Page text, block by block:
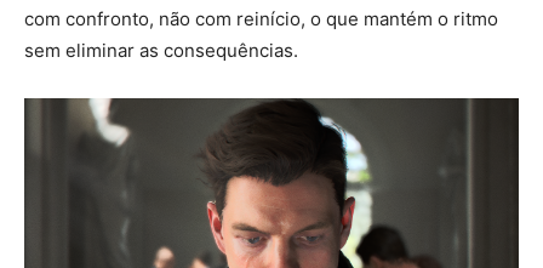
com confronto, não com reinício, o que mantém o ritmo
sem eliminar as consequências.